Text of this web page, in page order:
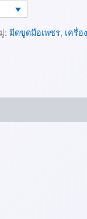
: มีดขูดมือเพชร, เครื่อ